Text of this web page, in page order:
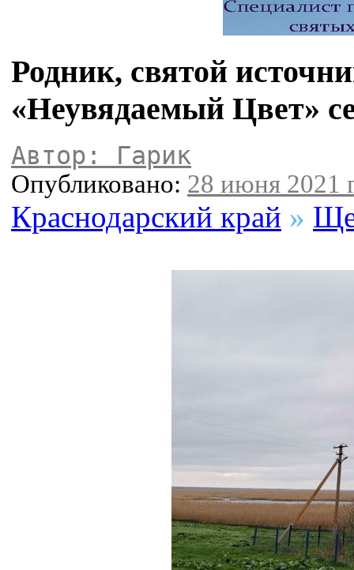
Родник, святой
«Неувядаемый Цвет»
Автор: Гарик
Опубликовано: 28 июня 2021
Краснодарский край »